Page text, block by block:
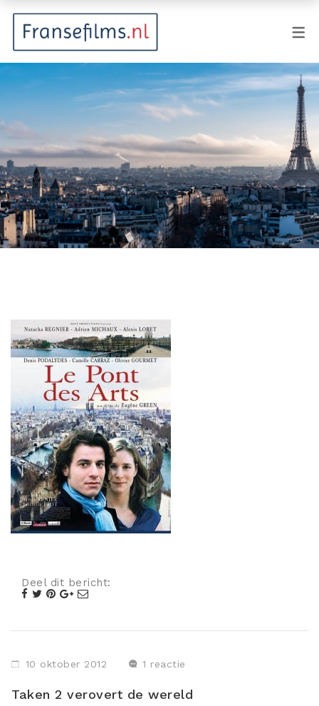
Animatie
Documentaire
Drama
Fantasy
Horror
Misdaad
Musical
Oorlogsfilm
Romantische komedie
Thriller
Deel dit bericht:
10 oktober 2012 1 reactie
Taken 2 verovert de wereld